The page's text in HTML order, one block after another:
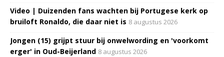
Video | Duizenden fans wachten bij Portugese kerk op
bruiloft Ronaldo, die daar niet is 8 augustus 2026
Jongen (15) grijpt stuur bij onwelwording en 'voorkomt
erger' in Oud-Beijerland 8 augustus 2026